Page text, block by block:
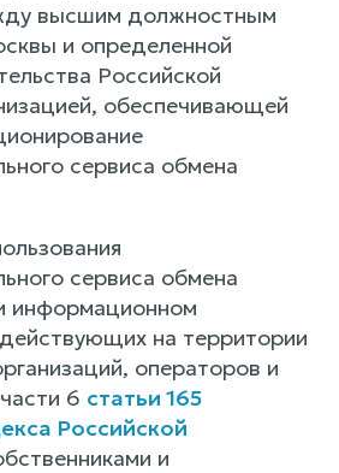
высшим должностным
и определенной
Российской
обеспечивающей
сервиса обмена
сервиса обмена
информационном
на территории
операторов и
6 статьи 165
Российской
и